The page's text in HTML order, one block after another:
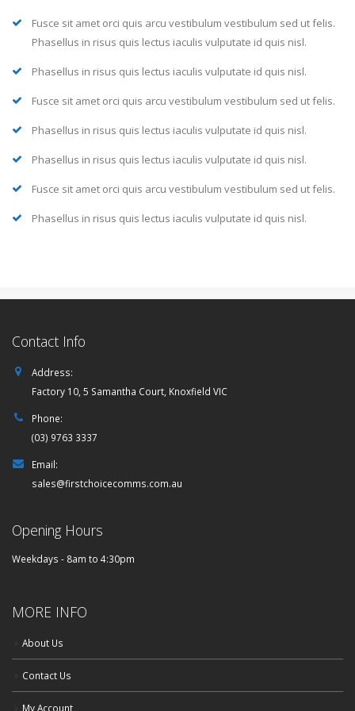
Fusce sit amet orci quis arcu vestibulum vestibulum sed ut felis.
Phasellus in risus quis lectus iaculis vulputate id quis nisl.
Phasellus in risus quis lectus iaculis vulputate id quis nisl.
Fusce sit amet orci quis arcu vestibulum vestibulum sed ut felis.
Phasellus in risus quis lectus iaculis vulputate id quis nisl.
Phasellus in risus quis lectus iaculis vulputate id quis nisl.
Fusce sit amet orci quis arcu vestibulum vestibulum sed ut felis.
Phasellus in risus quis lectus iaculis vulputate id quis nisl.
Contact Info
Address:
Factory 10, 5 Samantha Court, Knoxfield VIC
Phone:
(03) 9763 3337
Email:
sales@firstchoicecomms.com.au
Opening Hours
Weekdays - 8am to 4:30pm
MORE INFO
About Us
Contact Us
My Account